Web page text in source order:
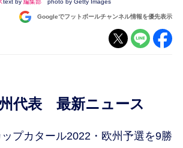
text by 編集部 photo by Getty Images
Googleでフットボールチャンネル情報を優先表示
州代表 最新ニュース
プカタール2022・欧州予選を9勝